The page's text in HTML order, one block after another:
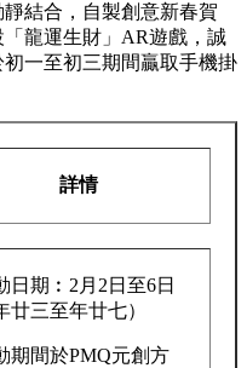
結合，自製創意新春賀
龍運生財」AR遊戲，誠
一至初三期間贏取手機掛
詳情
日期︰2月2日至6日
廿三至年廿七）
期間於PMQ元創方